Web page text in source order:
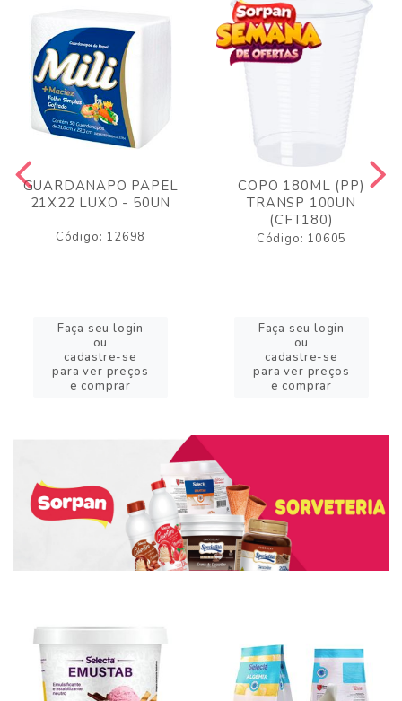
GUARDANAPO PAPEL
21X22 LUXO - 50UN
Código: 12698
Faça seu login
ou
cadastre-se
para ver preços
e comprar
COPO 180ML (PP)
TRANSP 100UN
(CFT180)
Código: 10605
Faça seu login
ou
cadastre-se
para ver preços
e comprar